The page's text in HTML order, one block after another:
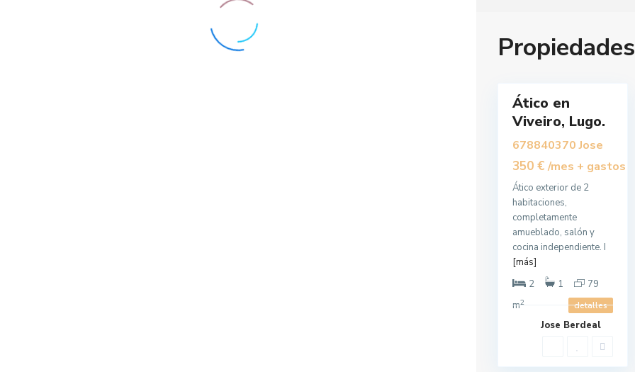
e
Ático en
Viveiro, Lugo.
678840370 Jose
350 € /mes + gastos
Ático exterior de 2
habitaciones,
completamente
amueblado, salón y
cocina independiente. I
[más]
2
1
79
m2 detalles
Jose Berdeal
r